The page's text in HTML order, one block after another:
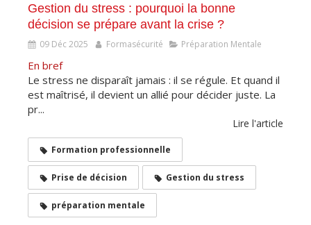
Gestion du stress : pourquoi la bonne
décision se prépare avant la crise ?
09 Déc 2025 Formasécurité Préparation Mentale
En bref
Le stress ne disparaît jamais : il se régule. Et quand il
est maîtrisé, il devient un allié pour décider juste. La
pr...
Lire l'article
Formation professionnelle
Prise de décision Gestion du stress
préparation mentale